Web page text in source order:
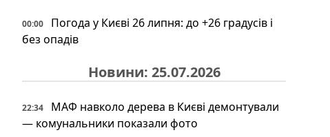
00:00
Погода у Києві 26 липня: до +26 градусів і
без опадів
Новини: 25.07.2026
22:34
МАФ навколо дерева в Києві демонтували
— комунальники показали фото